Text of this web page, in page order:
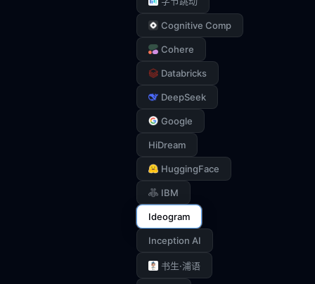
Cognitive Comp
Cohere
Databricks
DeepSeek
Google
HiDream
HuggingFace
IBM
Ideogram
Inception AI
书生·浦语